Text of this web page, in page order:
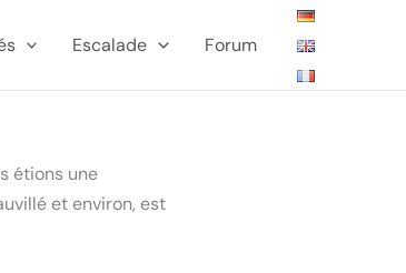
Escalade Forum
étions une
et environ, est